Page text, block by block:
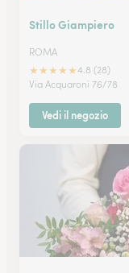
Stillo Giampiero
ROMA
★★★★★4.8 (28)
Via Acquaroni 76/78
Vedi il negozio